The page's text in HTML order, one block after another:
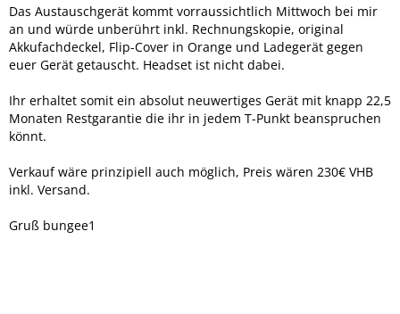
Das Austauschgerät kommt vorraussichtlich Mittwoch bei mir
an und würde unberührt inkl. Rechnungskopie, original
Akkufachdeckel, Flip-Cover in Orange und Ladegerät gegen
euer Gerät getauscht. Headset ist nicht dabei.
Ihr erhaltet somit ein absolut neuwertiges Gerät mit knapp 22,5
Monaten Restgarantie die ihr in jedem T-Punkt beanspruchen
könnt.
Verkauf wäre prinzipiell auch möglich, Preis wären 230€ VHB
inkl. Versand.
Gruß bungee1